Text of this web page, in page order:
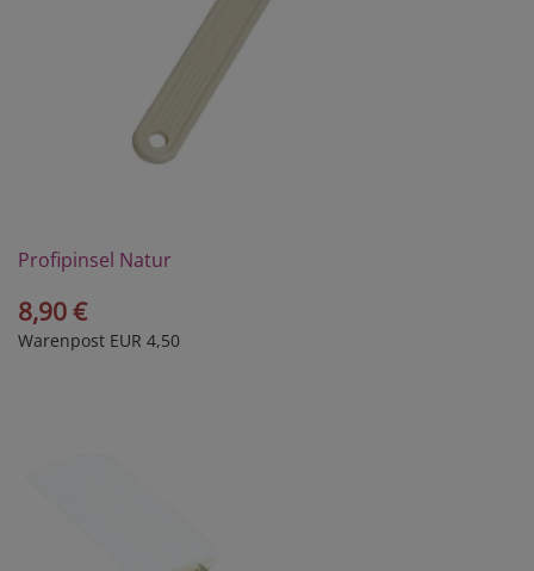
Profipinsel Natur
8,90 €
Warenpost EUR 4,50